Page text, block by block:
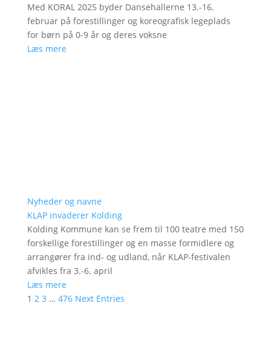
Med KORAL 2025 byder Dansehallerne 13.-16.
februar på forestillinger og koreografisk legeplads
for børn på 0-9 år og deres voksne
Læs mere
Nyheder og navne
KLAP invaderer Kolding
Kolding Kommune kan se frem til 100 teatre med 150
forskellige forestillinger og en masse formidlere og
arrangører fra ind- og udland, når KLAP-festivalen
afvikles fra 3.-6. april
Læs mere
1 2 3 … 476 Next Entries